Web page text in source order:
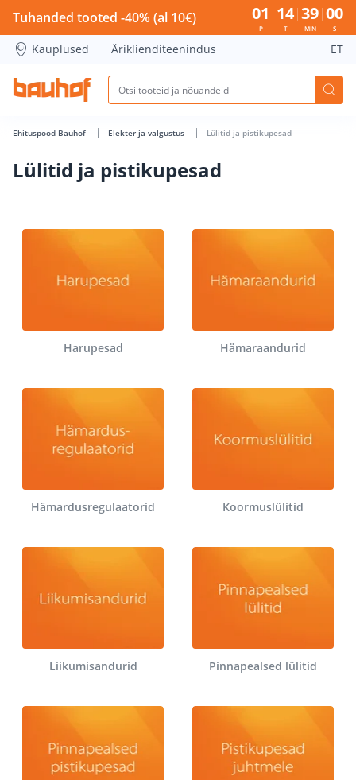
Lülitid ja pistikupesad - Bauhof has loaded
Tuhanded tooted -40% (al 10€) 01
P
14
T
38
MIN
59
S
Kauplused Äriklienditeenindus ET
Ehituspood Bauhof Elekter ja valgustus Lülitid ja pistikupesad
Lülitid ja pistikupesad
Harupesad Hämaraandurid
Hämardusregulaatorid Koormuslülitid
Liikumisandurid Pinnapealsed lülitid